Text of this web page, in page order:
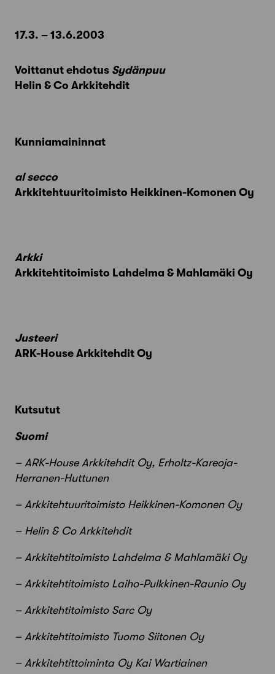
17.3. – 13.6.2003
Voittanut ehdotus Sydänpuu
Helin & Co Arkkitehdit
Kunniamaininnat
al secco
Arkkitehtuuritoimisto Heikkinen-Komonen Oy
Arkki
Arkkitehtitoimisto Lahdelma & Mahlamäki Oy
Justeeri
ARK-House Arkkitehdit Oy
Kutsutut
Suomi
– ARK-House Arkkitehdit Oy, Erholtz-Kareoja-
Herranen-Huttunen
– Arkkitehtuuritoimisto Heikkinen-Komonen Oy
– Helin & Co Arkkitehdit
– Arkkitehtitoimisto Lahdelma & Mahlamäki Oy
– Arkkitehtitoimisto Laiho-Pulkkinen-Raunio Oy
– Arkkitehtitoimisto Sarc Oy
– Arkkitehtitoimisto Tuomo Siitonen Oy
– Arkkitehtittoiminta Oy Kai Wartiainen